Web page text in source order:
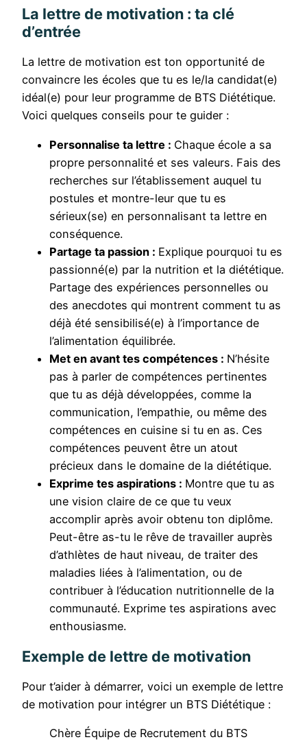
La lettre de motivation : ta clé
d’entrée
La lettre de motivation est ton opportunité de
convaincre les écoles que tu es le/la candidat(e)
idéal(e) pour leur programme de BTS Diététique.
Voici quelques conseils pour te guider :
Personnalise ta lettre : Chaque école a sa
propre personnalité et ses valeurs. Fais des
recherches sur l’établissement auquel tu
postules et montre-leur que tu es
sérieux(se) en personnalisant ta lettre en
conséquence.
Partage ta passion : Explique pourquoi tu es
passionné(e) par la nutrition et la diététique.
Partage des expériences personnelles ou
des anecdotes qui montrent comment tu as
déjà été sensibilisé(e) à l’importance de
l’alimentation équilibrée.
Met en avant tes compétences : N’hésite
pas à parler de compétences pertinentes
que tu as déjà développées, comme la
communication, l’empathie, ou même des
compétences en cuisine si tu en as. Ces
compétences peuvent être un atout
précieux dans le domaine de la diététique.
Exprime tes aspirations : Montre que tu as
une vision claire de ce que tu veux
accomplir après avoir obtenu ton diplôme.
Peut-être as-tu le rêve de travailler auprès
d’athlètes de haut niveau, de traiter des
maladies liées à l’alimentation, ou de
contribuer à l’éducation nutritionnelle de la
communauté. Exprime tes aspirations avec
enthousiasme.
Exemple de lettre de motivation
Pour t’aider à démarrer, voici un exemple de lettre
de motivation pour intégrer un BTS Diététique :
Chère Équipe de Recrutement du BTS